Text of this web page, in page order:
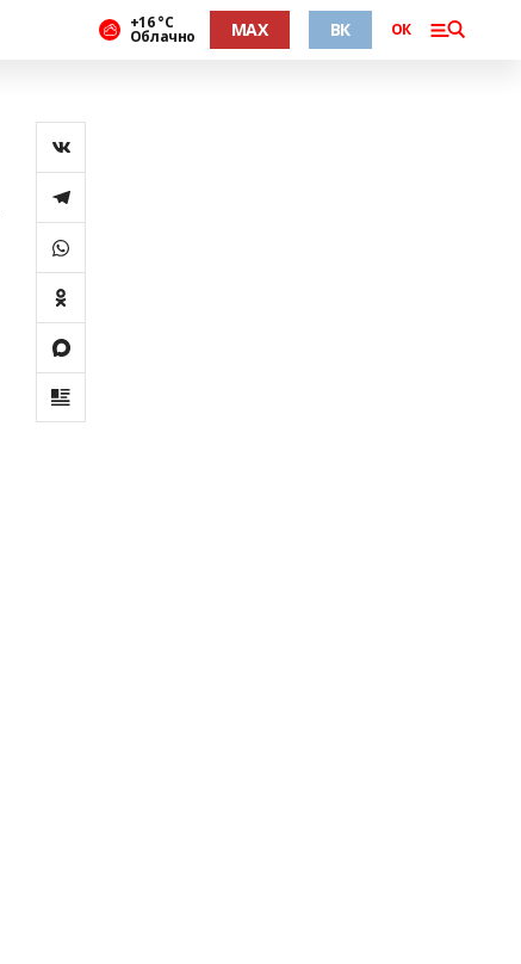
+16 °С
Облачно MAX ВК ОК